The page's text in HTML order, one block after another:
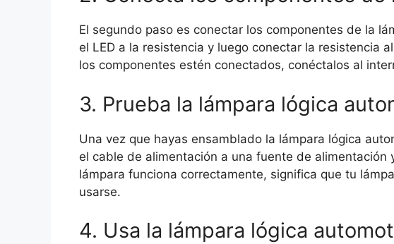
El segundo paso es conectar los componentes de la
el LED a la resistencia y luego conectar la resistencia
los componentes estén conectados, conéctalos al
3. Prueba la lámpara lógica
Una vez que hayas ensamblado la lámpara lógica
el cable de alimentación a una fuente de alimentación
lámpara funciona correctamente, significa que tu
usarse.
4. Usa la lámpara lógica